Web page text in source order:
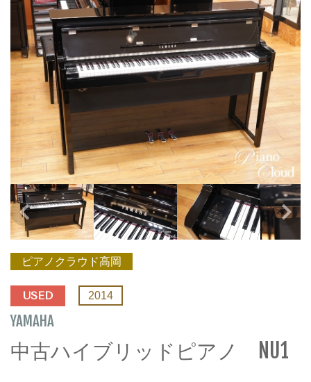
ピアノクラウド高岡
USED 2014
YAMAHA
中古ハイブリッドピアノ NU1